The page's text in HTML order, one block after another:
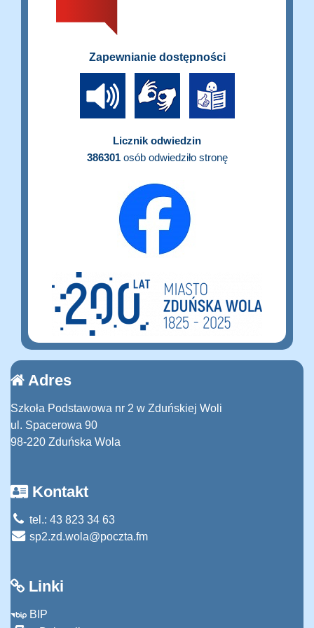
Zapewnianie dostępności
Licznik odwiedzin
386301osób odwiedziło stronę
Adres
Szkoła Podstawowa nr 2 w Zduńskiej Woli
ul. Spacerowa 90
98-220 Zduńska Wola
Kontakt
tel.: 43 823 34 63
sp2.zd.wola@poczta.fm
Linki
BIP